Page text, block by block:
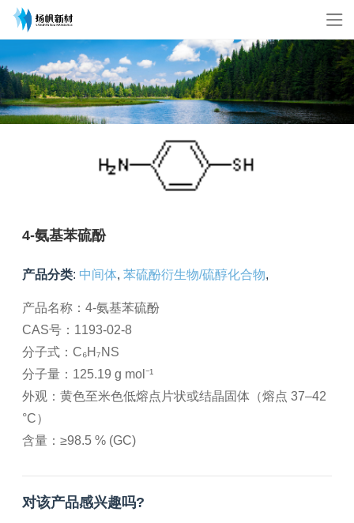
4-氨基苯硫酚
产品分类: 中间体, 苯硫酚衍生物/硫醇化合物,
产品名称：4-氨基苯硫酚
CAS号：1193-02-8
分子式：C₆H₇NS
分子量：125.19 g mol⁻¹
外观：黄色至米色低熔点片状或结晶固体（熔点 37–42
°C）
含量：≥98.5 % (GC)
对该产品感兴趣吗?